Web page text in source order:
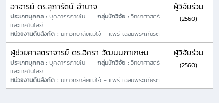
อาจารย์ ดร.สุภารัตน์ อำนาจ
ประเภทบุคคล : บุคลากรภายใน กลุ่มนักวิจัย : วิทยาศาสตร์
และเทคโนโลยี
หน่วยงานต้นสังกัด : มหาวิทยาลัยแม่โจ้ - แพร่ เฉลิมพระเกียรติ
ผู้วิจัยร่วม
(2560)
ผู้ช่วยศาสตราจารย์ ดร.อิศรา วัฒนนภาเกษม
ประเภทบุคคล : บุคลากรภายใน กลุ่มนักวิจัย : วิทยาศาสตร์
และเทคโนโลยี
หน่วยงานต้นสังกัด : มหาวิทยาลัยแม่โจ้ - แพร่ เฉลิมพระเกียรติ
ผู้วิจัยร่วม
(2560)